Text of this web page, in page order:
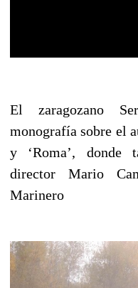
El zaragozano
monografía sobre el
y ‘Roma’, donde
director Mario
Marinero